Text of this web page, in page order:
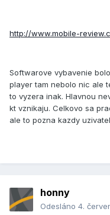
http://www.mobile-
Softwarove vybavenie
player tam nebolo nic ale
to vyzera inak. Hlavnou
kt vznikaju. Celkovo sa
ale to pozna kazdy
honny
Odesláno 4.